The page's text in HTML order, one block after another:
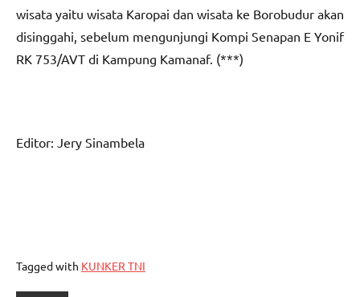
wisata yaitu wisata Karopai dan wisata ke Borobudur akan
disinggahi, sebelum mengunjungi Kompi Senapan E Yonif
RK 753/AVT di Kampung Kamanaf. (***)
Editor: Jery Sinambela
Tagged with KUNKER TNI